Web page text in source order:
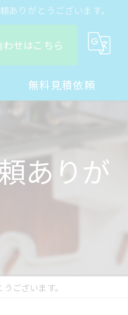
ありがとうございます。
わせはこちら
無料見積依頼
ありが
ございます。